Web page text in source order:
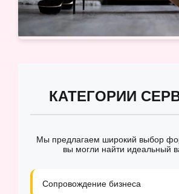
КАТЕГОРИИ
Мы предлагаем широкий выбор
вы могли найти идеальный
Сопровождение бизнеса